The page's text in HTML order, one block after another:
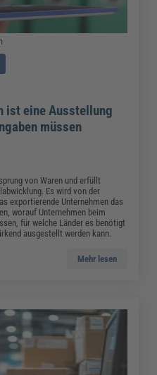
ist eine Ausstellung
müssen
von Waren und erfüllt
Es wird von der
exportierende Unternehmen das
worauf Unternehmen beim
für welche Länder es benötigt
ausgestellt werden kann.
Mehr lesen